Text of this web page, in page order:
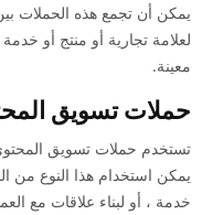
يمكن أن تجمع هذه الحملات
لعلامة تجارية أو منتج أو
معينة.
حملات تسويق
تستخدم حملات تسويق
يمكن استخدام هذا النوع من
خدمة ، أو لبناء علاقات مع